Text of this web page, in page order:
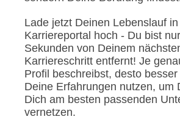
Lade jetzt Deinen Lebenslauf
Karriereportal hoch - Du bist
Sekunden von Deinem
Karriereschritt entfernt! Je
Profil beschreibst, desto
Deine Erfahrungen nutzen, um
Dich am besten passenden
vernetzen.